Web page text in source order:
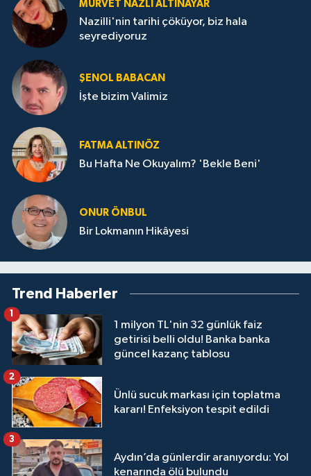
MÜRVET NAZLI ALTINAYAR
Nazilli'nin tarihi çöküyor, biz hala
seyrediyoruz
ŞENOL BABACAN
İşte bizim Valimiz
FATMA ALTINÖZ
Bu Hafta Ne Okuyalım? 'Bekle Beni'
ONUR ÖNBUL
Bir Lokmanın Hikâyesi
Trend Haberler
1 milyon TL'nin 32 günlük faiz
getirisi belli oldu! Banka banka
güncel kazanç tablosu
1
Ünlü sucuk markası için toplatma
kararı! Enfeksiyon tespit edildi
2
Aydın’da günlerdir aranıyordu: Yol
kenarında ölü bulundu
3